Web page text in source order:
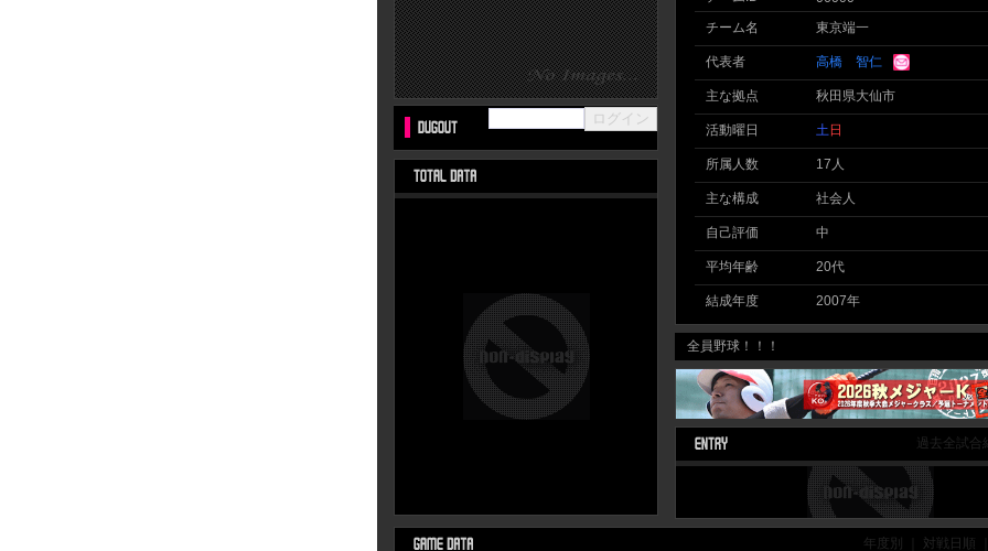
チーム名 東京端一
代表者 高橋 智仁
主な拠点 秋田県大仙市
活動曜日 土 日
所属人数 17人
主な構成 社会人
自己評価 中
平均年齢 20代
結成年度 2007年
全員野球！！！
過去全試合
年度別 ｜ 対戦日順